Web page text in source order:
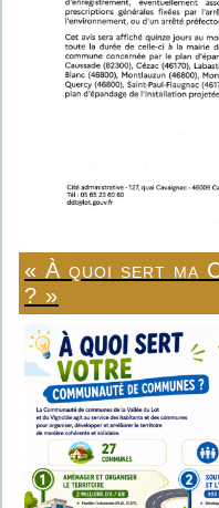
« À quoi sert ma
? »